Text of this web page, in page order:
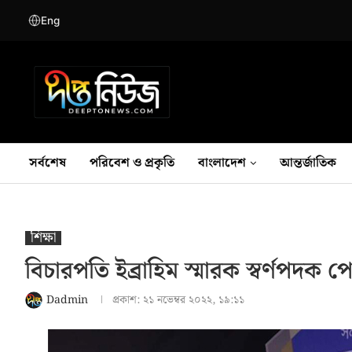
Eng
সর্বশেষ পরিবেশ ও প্রকৃতি বাংলাদেশ আন্তর্জাতিক
শিক্ষা
বিচারপতি ইব্রাহিম স্মারক স্বর্ণপদক
Dadmin প্রকাশ: ২১ নভেম্বর ২০২২, ১৯:১১